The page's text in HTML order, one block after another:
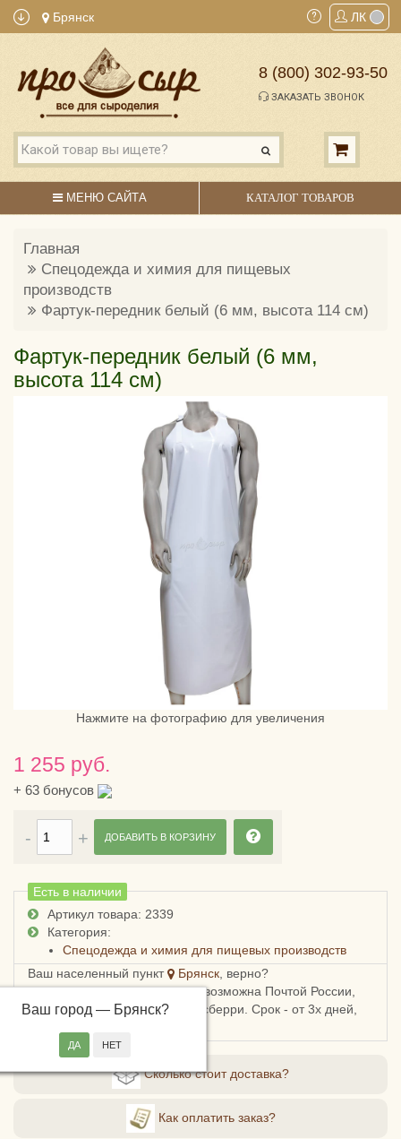
Брянск ЛК
8 (800) 302-93-50
ЗАКАЗАТЬ ЗВОНОК
МЕНЮ САЙТА КАТАЛОГ ТОВАРОВ
Главная
Спецодежда и химия для пищевых
производств
Фартук-передник белый (6 мм, высота 114 см)
Фартук-передник белый (6 мм,
высота 114 см)
Нажмите на фотографию для увеличения
1 255 руб.
+ 63 бонусов
Есть в наличии
Артикул товара: 2339
Категория:
Спецодежда и химия для пищевых производств
Ваш населенный пункт
Брянск , верно?
Ваш город — Брянск?
Доставка в Брянскую область возможна Почтой России,
СДЭКом, Пятерочкой или Боксберри. Срок - от 3х дней,
ДОБАВИТЬ В КОРЗИНУ
Сколько стоит доставка?
Как оплатить заказ?